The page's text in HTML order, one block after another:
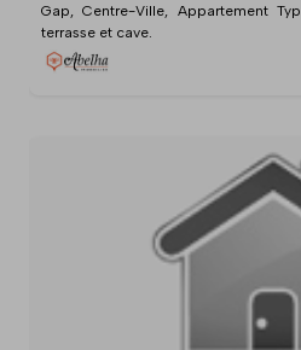
Gap, Centre-Ville, Appartement
terrasse et cave.